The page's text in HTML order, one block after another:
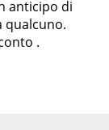
anticipo di
qualcuno.
.